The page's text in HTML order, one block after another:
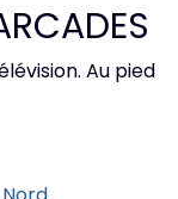
Au pied